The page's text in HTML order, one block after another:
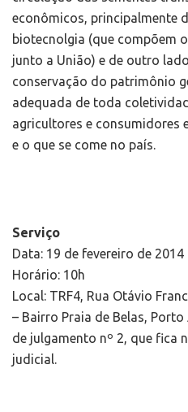
econômicos, principalmente
biotecnolgia (que compõem
junto a União) e de outro
conservação do patrimônio
adequada de toda
agricultores e consumidores
e o que se come no país.
Serviço
Data: 19 de fevereiro de 2014
Horário: 10h
Local: TRF4, Rua Otávio
– Bairro Praia de Belas,
de julgamento nº 2, que fica
judicial.